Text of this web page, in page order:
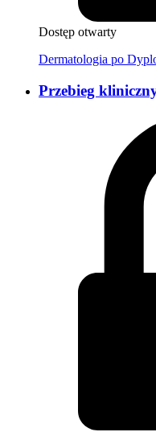
Dostęp otwarty
Dermatologia po
Przebieg